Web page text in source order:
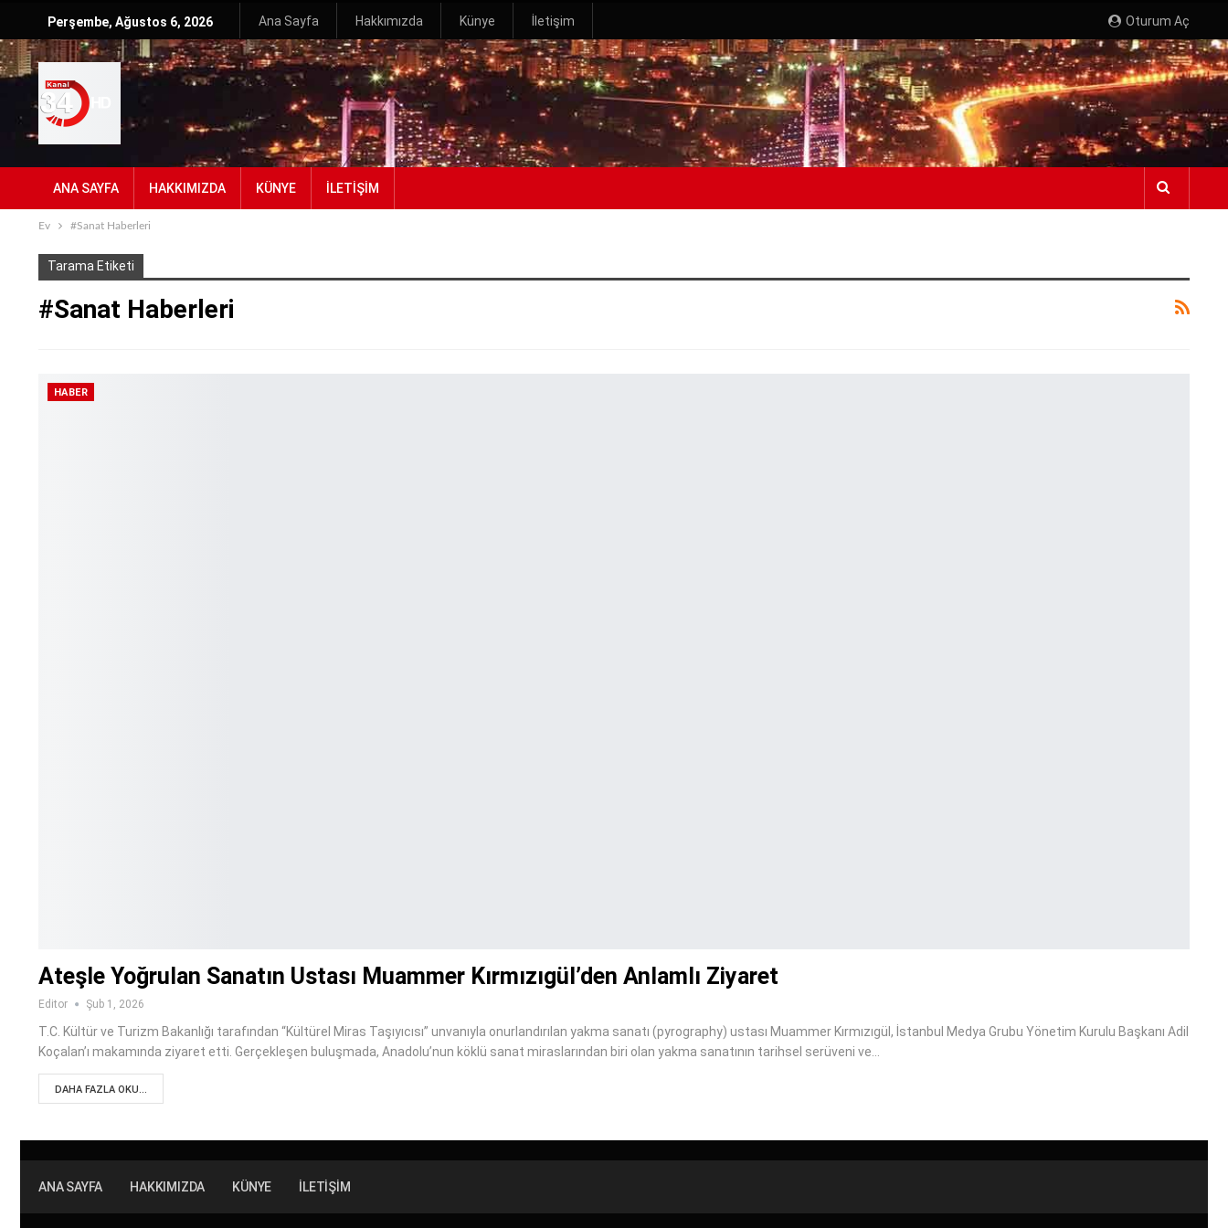
Oturum Aç
Perşembe, Ağustos 6, 2026 Ana Sayfa Hakkımızda Künye İletişim
ANA SAYFA HAKKIMIZDA KÜNYE İLETIŞIM
Ev #Sanat Haberleri
Tarama Etiketi
#Sanat Haberleri
HABER
Ateşle Yoğrulan Sanatın Ustası Muammer Kırmızıgül’den Anlamlı Ziyaret
Editor Şub 1, 2026
T.C. Kültür ve Turizm Bakanlığı tarafından “Kültürel Miras Taşıyıcısı” unvanıyla onurlandırılan yakma sanatı (pyrography) ustası Muammer Kırmızıgül, İstanbul Medya Grubu Yönetim Kurulu Başkanı Adil
Koçalan’ı makamında ziyaret etti. Gerçekleşen buluşmada, Anadolu’nun köklü sanat miraslarından biri olan yakma sanatının tarihsel serüveni ve…
DAHA FAZLA OKU...
ANA SAYFA HAKKIMIZDA KÜNYE İLETIŞIM